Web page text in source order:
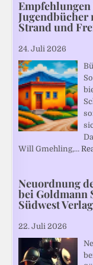
Jugendbücher
Strand und
24. Juli 2026
Will Gmehling,…
Neuordnung
bei Goldmann
Südwest
22. Juli 2026